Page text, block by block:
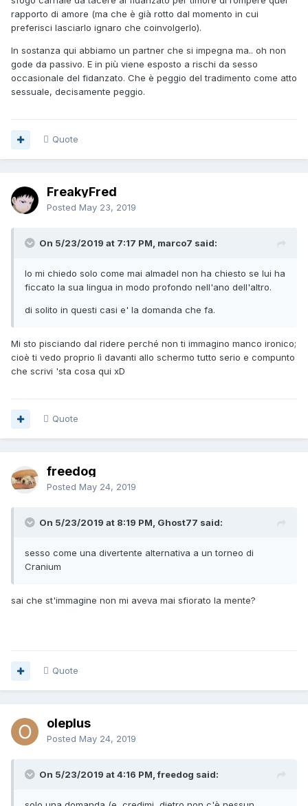
rapporto di amore (ma che è già rotto dal momento in cui
preferisci lasciarlo ignaro che coinvolgerlo).
In sostanza qui abbiamo un partner che si impegna ma.. oh non
gode da passivo. E in più viene esposto a rischi da sesso
occasionale del fidanzato. Che è peggio del tradimento come atto
sessuale, decisamente peggio.
Quote
FreakyFred
Posted May 23, 2019
On 5/23/2019 at 7:17 PM, marco7 said:
Io mi chiedo solo come mai almadel non ha chiesto se lui ha
ficcato la sua lingua in modo profondo nell'ano dell'altro.
di solito in questi casi e' la domanda che fa.
Mi sto pisciando dal ridere perché non ti immagino manco ironico;
cioè ti vedo proprio lì davanti allo schermo tutto serio e compunto
che scrivi 'sta cosa qui xD
Quote
freedog
Posted May 24, 2019
On 5/23/2019 at 8:19 PM, Ghost77 said:
sesso come una divertente alternativa a un torneo di
Cranium
sai che st'immagine non mi aveva mai sfiorato la mente?
Quote
oleplus
Posted May 24, 2019
On 5/23/2019 at 4:16 PM, freedog said: